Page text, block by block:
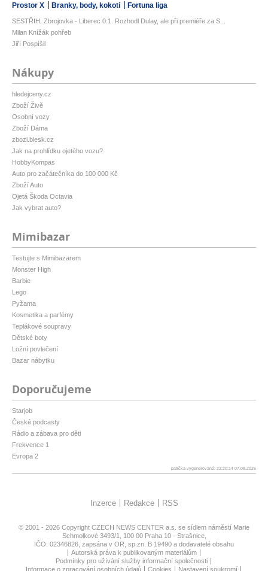
Prostor X Branky, body, kokoti Fortuna liga
SESTŘIH: Zbrojovka - Liberec 0:1. Rozhodl Dulay, ale při premiéře za S...
Milan Knížák pohřeb
Jiří Pospíšil
Nákupy
hledejceny.cz
Zboží Živě
Osobní vozy
Zboží Dáma
zbozi.blesk.cz
Jak na prohlídku ojetého vozu?
HobbyKompas
Auto pro začátečníka do 100 000 Kč
Zboží Auto
Ojetá Škoda Octavia
Jak vybrat auto?
Mimibazar
Testujte s Mimibazarem
Monster High
Barbie
Lego
Pyžama
Kosmetika a parfémy
Teplákové soupravy
Dětské boty
Ložní povlečení
Bazar nábytku
Doporučujeme
Starjob
České podcasty
Rádio a zábava pro děti
Frekvence 1
Evropa 2
patička vygenerovaná: 22:20:14 07.08.2026
Inzerce Redakce RSS
© 2001 - 2026 Copyright CZECH NEWS CENTER a.s. se sídlem náměstí Marie
Schmolkové 3493/1, 100 00 Praha 10 - Strašnice,
IČO: 02346826, zapsána v OR, sp.zn. B 19490 a dodavatelé obsahu
Autorská práva k publikovaným materiálům
Podmínky pro užívání služby informační společnosti
Informace o zpracování osobních údajů
Cookies Nastavení soukromí